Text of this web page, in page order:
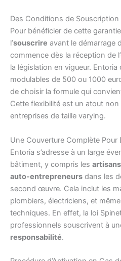
Des Conditions de Souscription
Pour bénéficier de cette
l’souscrire avant le démarrage
commence dès la réception de
la législation en vigueur. Entoria
modulables de 500 ou 1000
de choisir la formule qui
Cette flexibilité est un atout non
entreprises de taille varying.
Une Couverture Complète Pour
Entoria s’adresse à un large
bâtiment, y compris les artisans
auto-entrepreneurs dans les
second œuvre. Cela inclut les
plombiers, électriciens, et
techniques. En effet, la loi
professionnels souscrivent à
responsabilité.